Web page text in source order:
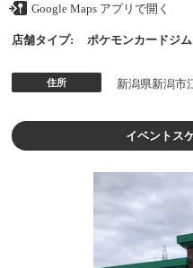
Google Maps アプリで開く
店舗タイプ: ポケモンカードジム
住所 新潟県新潟市
イベントス